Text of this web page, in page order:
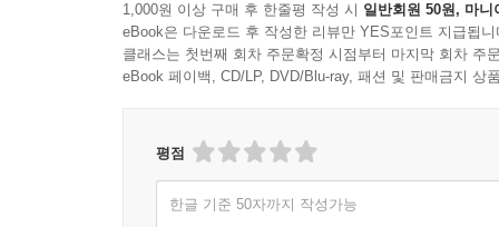
되돌리는 힘은 얼굴 안에 있다
세게 누르지 않아도 변화는 시작된다
이마 균형 회복 프로세스
가장 오해 받는 광대
광대 균형 회복 프로세스
1,000원 이상 구매 후 한줄평 작성 시 일반회원 50원, 마니
eBook은 다운로드 후 작성한 리뷰만 YES포인트 지급됩니
클래스는 첫번째 회차 주문확정 시점부터 마지막 회차 주
eBook 페이백, CD/LP, DVD/Blu-ray, 패션 및 판매금지 상
평점
한글 기준 50자까지 작성가능